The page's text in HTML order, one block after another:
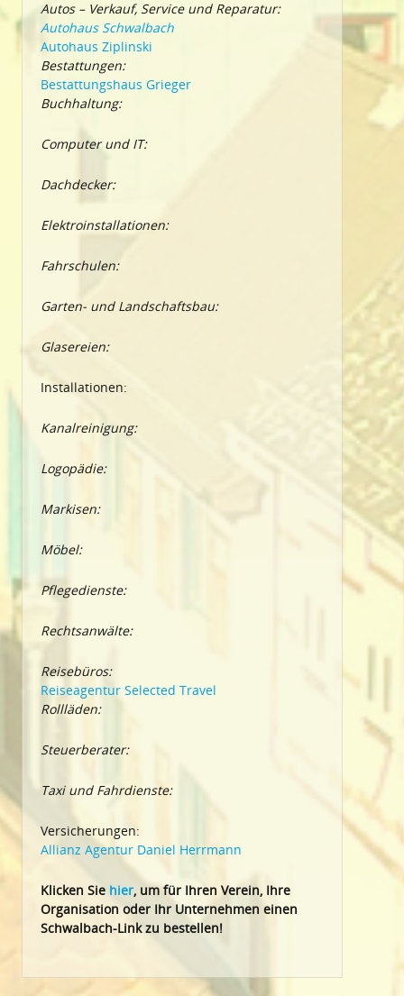
Autos – Verkauf, Service und Reparatur:
Autohaus Schwalbach
Autohaus Ziplinski
Bestattungen:
Bestattungshaus Grieger
Buchhaltung:
Computer und IT:
Dachdecker:
Elektroinstallationen:
Fahrschulen:
Garten- und Landschaftsbau:
Glasereien:
Installationen:
Kanalreinigung:
Logopädie:
Markisen:
Möbel:
Pflegedienste:
Rechtsanwälte:
Reisebüros:
Reiseagentur Selected Travel
Rollläden:
Steuerberater:
Taxi und Fahrdienste:
Versicherungen:
Allianz Agentur Daniel Herrmann
Klicken Sie hier, um für Ihren Verein, Ihre
Organisation oder Ihr Unternehmen einen
Schwalbach-Link zu bestellen!